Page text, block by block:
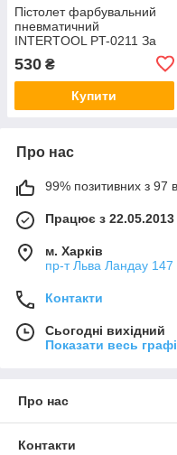
Пістолет фарбувальний
пневматичний
INTERTOOL PT-0211 За
530 ₴
Купити
Про нас
99% позитивних з 97
Працює з 22.05.2013
м. Харків
пр-т Льва Ландау 147
Контакти
Сьогодні вихідний
Показати весь
Про нас
Контакти